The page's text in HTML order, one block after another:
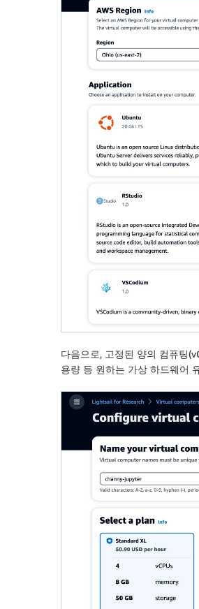
다음으로, 고정된 양의 컴퓨팅
용량 등 원하는 가상 하드웨어